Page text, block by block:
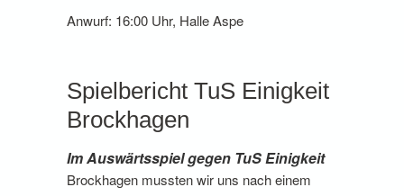
Anwurf: 16:00 Uhr, Halle Aspe
Spielbericht TuS Einigkeit
Brockhagen
Im Auswärtsspiel gegen TuS Einigkeit
Brockhagen mussten wir uns nach einem